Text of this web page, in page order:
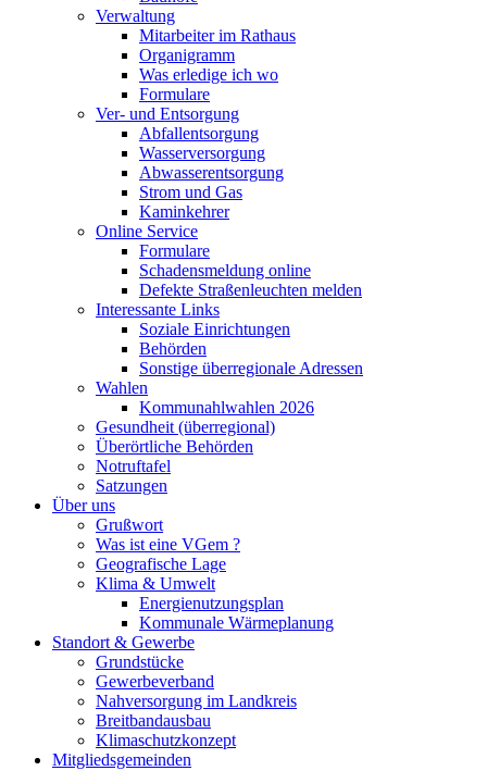
Verwaltung
Mitarbeiter im Rathaus
Organigramm
Was erledige ich wo
Formulare
Ver- und Entsorgung
Abfallentsorgung
Wasserversorgung
Abwasserentsorgung
Strom und Gas
Kaminkehrer
Online Service
Formulare
Schadensmeldung online
Defekte Straßenleuchten melden
Interessante Links
Soziale Einrichtungen
Behörden
Sonstige überregionale Adressen
Wahlen
Kommunahlwahlen 2026
Gesundheit (überregional)
Überörtliche Behörden
Notruftafel
Satzungen
Über uns
Grußwort
Was ist eine VGem ?
Geografische Lage
Klima & Umwelt
Energienutzungsplan
Kommunale Wärmeplanung
Standort & Gewerbe
Grundstücke
Gewerbeverband
Nahversorgung im Landkreis
Breitbandausbau
Klimaschutzkonzept
Mitgliedsgemeinden